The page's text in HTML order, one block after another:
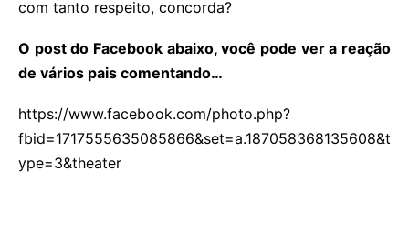
com tanto respeito, concorda?
O post do Facebook abaixo, você pode ver a reação
de vários pais comentando…
https://www.facebook.com/photo.php?
fbid=1717555635085866&set=a.187058368135608&t
ype=3&theater